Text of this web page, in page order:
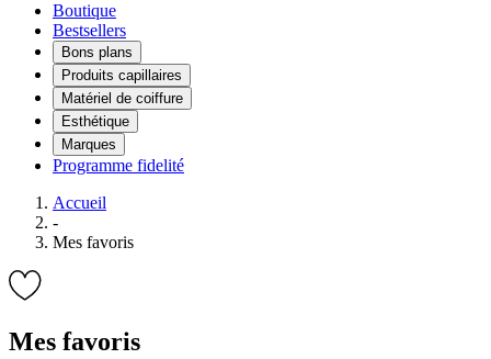
Boutique
Bestsellers
Bons plans
Produits capillaires
Matériel de coiffure
Esthétique
Marques
Programme fidelité
Accueil
-
Mes favoris
Mes favoris